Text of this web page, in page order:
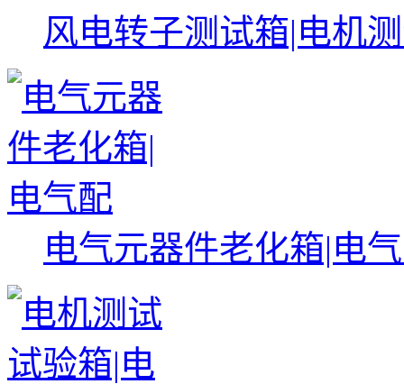
风电转子测试箱|电机
电气元器件老化箱|电